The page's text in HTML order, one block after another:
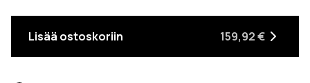
Lisää ostoskoriin 159,92 €